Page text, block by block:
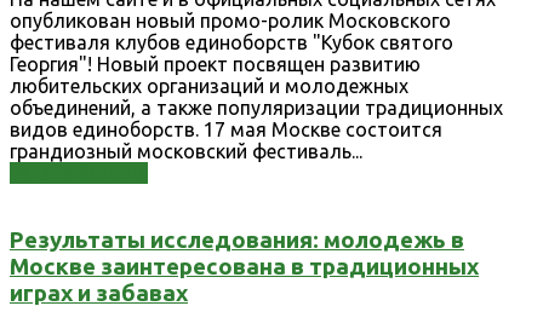
опубликован новый промо-ролик Московского
фестиваля клубов единоборств "Кубок святого
Георгия"! Новый проект посвящен развитию
любительских организаций и молодежных
объединений, а также популяризации традиционных
видов единоборств. 17 мая Москве состоится
грандиозный московский фестиваль...
Результаты исследования: молодежь в
Москве заинтересована в традиционных
играх и забавах